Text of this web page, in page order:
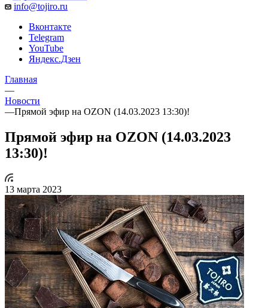
info@tojiro.ru
Вконтакте
Telegram
YouTube
Яндекс.Дзен
Главная
—
Новости
—Прямой эфир на OZON (14.03.2023 13:30)!
Прямой эфир на OZON (14.03.2023
13:30)!
13 марта 2023